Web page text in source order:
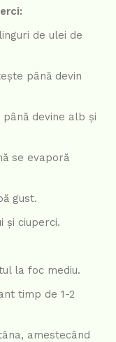
de ulei de
până devin
devine alb și
se evaporă
gust.
și ciuperci.
la foc mediu.
timp de 1-2
amestecând